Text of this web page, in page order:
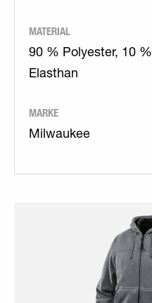
MATERIAL
90 % Polyester, 10 %
Elasthan
MARKE
Milwaukee